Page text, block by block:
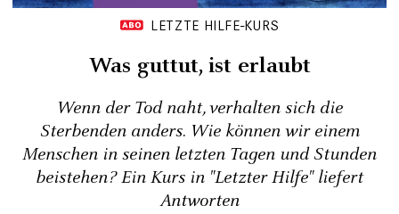
LETZTE HILFE-KURS
Was guttut, ist erlaubt
Wenn der Tod naht, verhalten sich die
Sterbenden anders. Wie können wir einem
Menschen in seinen letzten Tagen und Stunden
beistehen? Ein Kurs in "Letzter Hilfe" liefert
Antworten